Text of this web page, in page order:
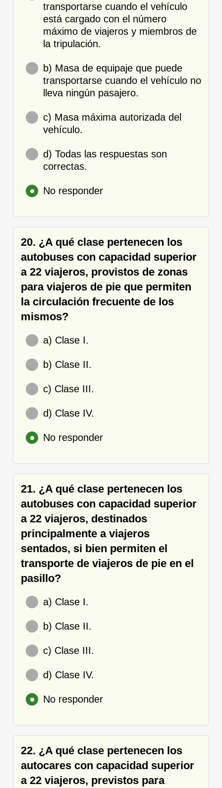
transportarse cuando el vehículo
está cargado con el número
máximo de viajeros y miembros de
la tripulación.
b) Masa de equipaje que puede
transportarse cuando el vehículo no
lleva ningún pasajero.
c) Masa máxima autorizada del
vehículo.
d) Todas las respuestas son
correctas.
No responder
20. ¿A qué clase pertenecen los
autobuses con capacidad superior
a 22 viajeros, provistos de zonas
para viajeros de pie que permiten
la circulación frecuente de los
mismos?
a) Clase I.
b) Clase II.
c) Clase III.
d) Clase IV.
No responder
21. ¿A qué clase pertenecen los
autobuses con capacidad superior
a 22 viajeros, destinados
principalmente a viajeros
sentados, si bien permiten el
transporte de viajeros de pie en el
pasillo?
a) Clase I.
b) Clase II.
c) Clase III.
d) Clase IV.
No responder
22. ¿A qué clase pertenecen los
autocares con capacidad superior
a 22 viajeros, previstos para